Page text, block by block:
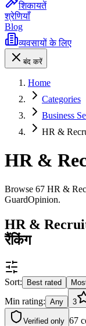
शिकायतें
श्रेणियाँ
Blog
व्यवसायों के लिए
बंद करें
Home
Categories
Business
HR &
HR &
Browse 67 HR &
GuardOpinion.
HR &
रैंकिंग
Sort: Best rated
Min rating: Any 3
Verified only 67